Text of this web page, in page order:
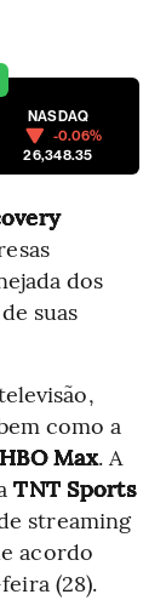
NASDAQ
-0.06%
26,348.35
dos
suas
como a
HBO Max. A
TNT Sports
streaming
acordo
(28).